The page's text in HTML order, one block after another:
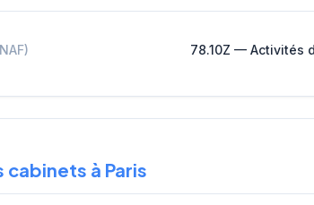
78.10Z — Activités
cabinets à Paris